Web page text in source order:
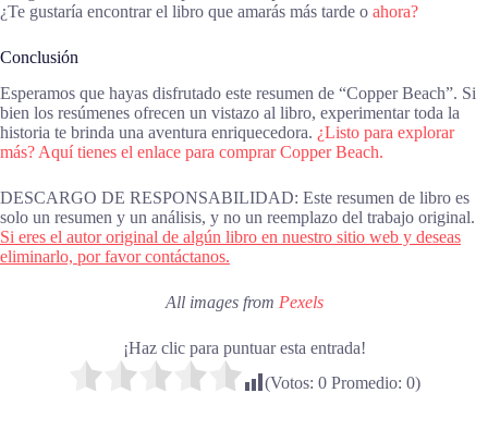
¿Te gustaría encontrar el libro que amarás más tarde o ahora?
Conclusión
Esperamos que hayas disfrutado este resumen de “Copper Beach”. Si
bien los resúmenes ofrecen un vistazo al libro, experimentar toda la
historia te brinda una aventura enriquecedora. ¿Listo para explorar
más? Aquí tienes el enlace para comprar Copper Beach.
DESCARGO DE RESPONSABILIDAD: Este resumen de libro es
solo un resumen y un análisis, y no un reemplazo del trabajo original.
Si eres el autor original de algún libro en nuestro sitio web y deseas
eliminarlo, por favor contáctanos.
All images from Pexels
¡Haz clic para puntuar esta entrada!
(Votos: 0Promedio: 0)